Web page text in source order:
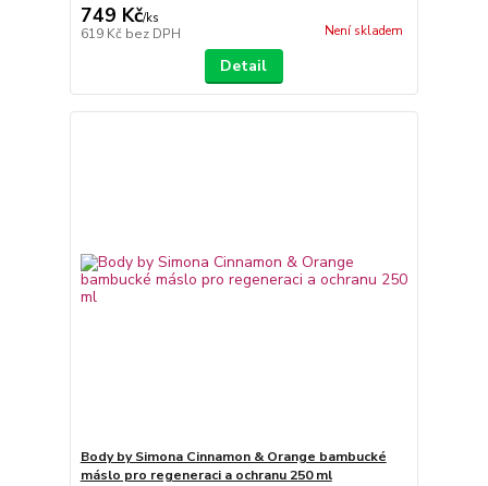
749 Kč/ks
619 Kč bez DPH Není skladem
Detail
Body by Simona Cinnamon & Orange bambucké
máslo pro regeneraci a ochranu 250 ml